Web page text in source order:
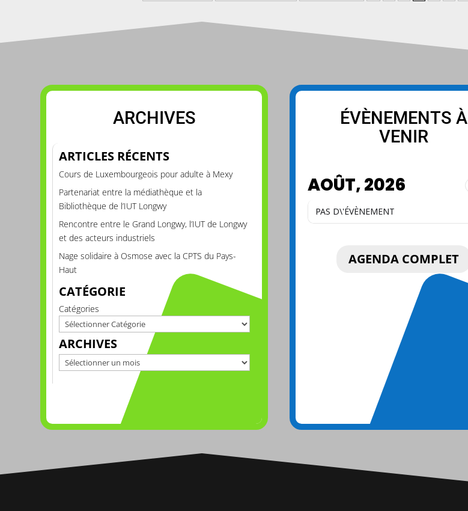
ARCHIVES
ARTICLES RÉCENTS
Cours de Luxembourgeois pour adulte à Mexy
Partenariat entre la médiathèque et la
Bibliothèque de l’IUT Longwy
Rencontre entre le Grand Longwy, l’IUT de Longwy
et des acteurs industriels
Nage solidaire à Osmose avec la CPTS du Pays-
Haut
CATÉGORIE
Catégories
ARCHIVES
Archives
ÉVÈNEMENTS À
VENIR
AOÛT, 2026
PAS D\'ÉVÈNEMENT
AGENDA COMPLET